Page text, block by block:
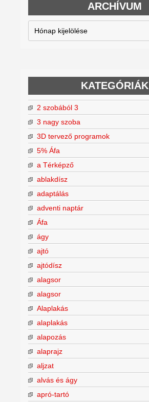
ARCHÍVUM
Archívum
KATEGÓRIÁK
2 szobából 3
3 nagy szoba
3D tervező programok
5% Áfa
a Térképző
ablakdísz
adaptálás
adventi naptár
Áfa
ágy
ajtó
ajtódísz
alagsor
alagsor
Alaplakás
alaplakás
alapozás
alaprajz
aljzat
alvás és ágy
apró-tartó